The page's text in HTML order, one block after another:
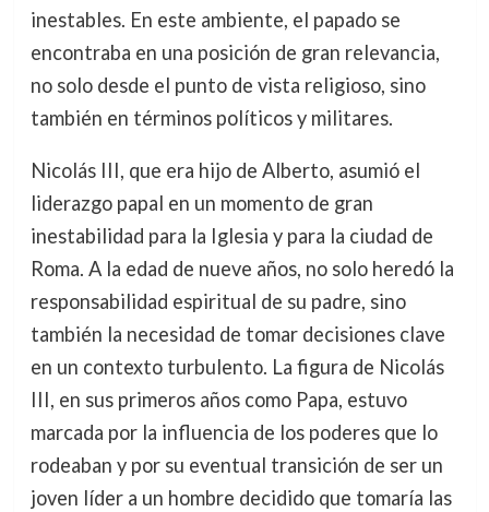
inestables. En este ambiente, el papado se
encontraba en una posición de gran relevancia,
no solo desde el punto de vista religioso, sino
también en términos políticos y militares.
Nicolás III, que era hijo de Alberto, asumió el
liderazgo papal en un momento de gran
inestabilidad para la Iglesia y para la ciudad de
Roma. A la edad de nueve años, no solo heredó la
responsabilidad espiritual de su padre, sino
también la necesidad de tomar decisiones clave
en un contexto turbulento. La figura de Nicolás
III, en sus primeros años como Papa, estuvo
marcada por la influencia de los poderes que lo
rodeaban y por su eventual transición de ser un
joven líder a un hombre decidido que tomaría las